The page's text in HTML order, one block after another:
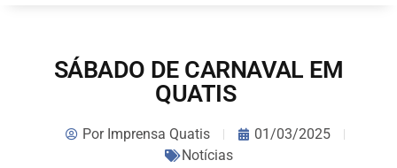
SÁBADO DE CARNAVAL EM
QUATIS
PorImprensa Quatis
01/03/2025
Notícias